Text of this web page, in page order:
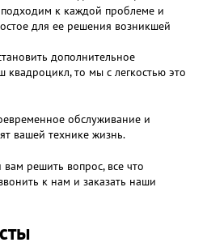
к каждой проблеме и
для ее решения возникшей
дополнительное
то мы с легкостью это
обслуживание и
вашей технике жизнь.
решить вопрос, все что
к нам и заказать наши